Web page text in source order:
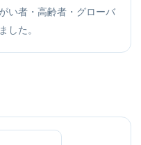
い者・高齢者・グローバ
した。